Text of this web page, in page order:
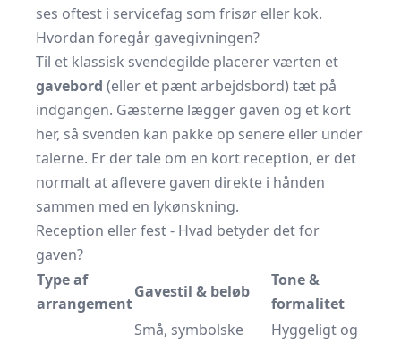
ses oftest i servicefag som frisør eller kok.
Hvordan foregår gavegivningen?
Til et klassisk svendegilde placerer værten et
gavebord (eller et pænt arbejdsbord) tæt på
indgangen. Gæsterne lægger gaven og et kort
her, så svenden kan pakke op senere eller under
talerne. Er der tale om en kort reception, er det
normalt at aflevere gaven direkte i hånden
sammen med en lykønskning.
Reception eller fest - Hvad betyder det for
gaven?
Type af
arrangement
Gavestil & beløb
Tone &
formalitet
Små, symbolske
Hyggeligt og